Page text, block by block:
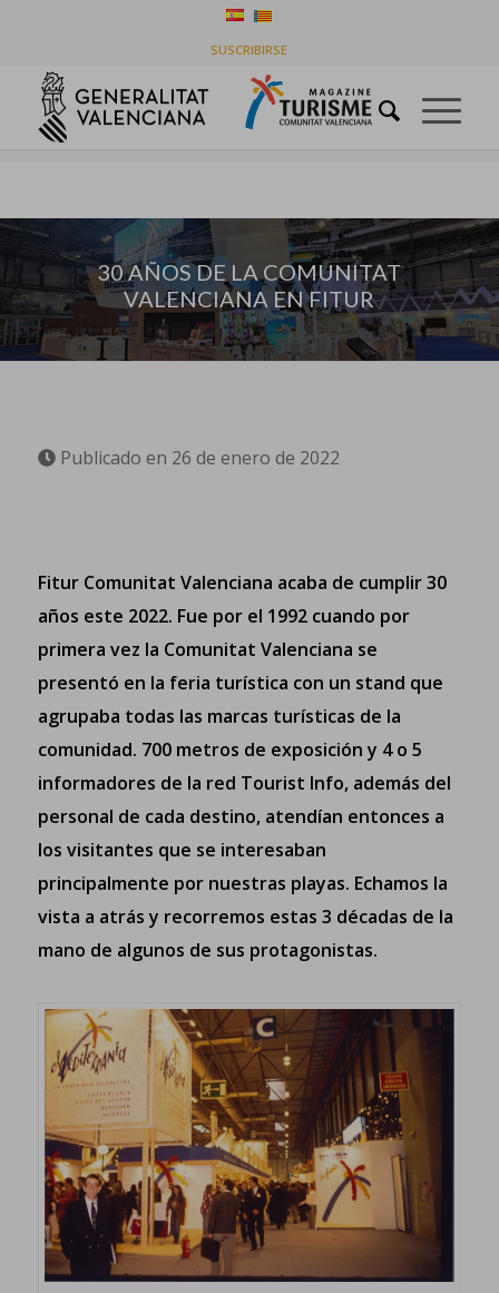
SUSCRIBIRSE
FITUR
Usted está aquí: Inicio / Destinos
30 AÑOS DE LA COMUNITAT VALENCIANA EN FITUR
30 AÑOS DE LA COMUNITAT
VALENCIANA EN FITUR
Publicado en 26 de enero de 2022
Fitur Comunitat Valenciana acaba de cumplir 30
años este 2022. Fue por el 1992 cuando por
primera vez la Comunitat Valenciana se
presentó en la feria turística con un stand que
agrupaba todas las marcas turísticas de la
comunidad. 700 metros de exposición y 4 o 5
informadores de la red Tourist Info, además del
personal de cada destino, atendían entonces a
los visitantes que se interesaban
principalmente por nuestras playas. Echamos la
vista a atrás y recorremos estas 3 décadas de la
mano de algunos de sus protagonistas.